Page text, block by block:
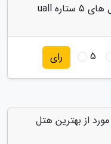
به "آنالیز قیمت 10 مورد از بهترین هتل های 5 ستاره uall
5 رای
دیدگاه های مرتبط با "آنالیز قیمت 10 مورد از بهترین هتل